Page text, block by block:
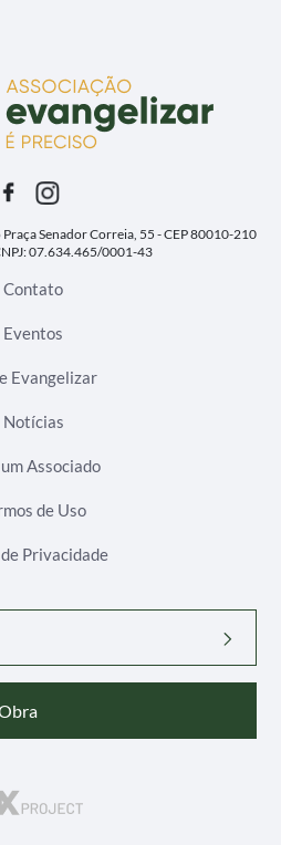
Praça Senador Correia, 55 - CEP 80010-210
07.634.465/0001-43
Contato
Eventos
Evangelizar
Notícias
Associado
de Uso
Privacidade